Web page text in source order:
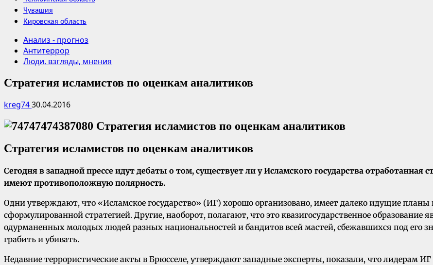
Чувашия
Кировская область
Анализ - прогноз
Антитеррор
Люди, взгляды, мнения
Стратегия исламистов по оценкам аналитиков
kreg7430.04.2016
Стратегия исламистов по оценкам аналитиков
Сегодня в западной прессе идут дебаты о том, существует ли у Исламского государства
имеют противоположную полярность.
Одни утверждают, что «Исламское государство» (ИГ) хорошо организовано, имеет далеко идущие планы
сформулированной стратегией. Другие, наоборот, полагают, что это квазигосударственное
одурманенных молодых людей разных национальностей и бандитов всей мастей, сбежавшихся под его
грабить и убивать.
Недавние террористические акты в Брюсселе, утверждают западные эксперты, показали, что лидерам